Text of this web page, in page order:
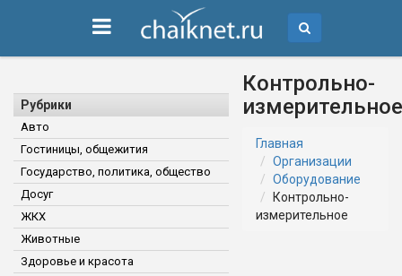
Рубрики
Авто
Гостиницы, общежития
Государство, политика, общество
Досуг
ЖКХ
Животные
Здоровье и красота
Контрольно-
измерительное
Главная
Организации
Оборудование
Контрольно-
измерительное